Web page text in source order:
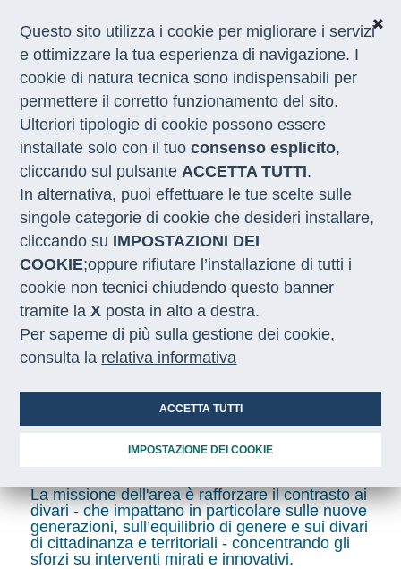
CHI SIAMO
COSA FACCIAMO
I NOSTRI SERVIZI
MEDIA
CON LE REGIONI
Home / Attività / Politiche Innovative di Contrasto ai Divari
Politiche Innovative di Contrasto
ai Divari
La missione dell'area è rafforzare il contrasto ai
divari - che impattano in particolare sulle nuove
generazioni, sull’equilibrio di genere e sui divari
di cittadinanza e territoriali - concentrando gli
sforzi su interventi mirati e innovativi.
Questo sito utilizza i cookie per migliorare i servizi
e ottimizzare la tua esperienza di navigazione. I
cookie di natura tecnica sono indispensabili per
permettere il corretto funzionamento del sito.
Ulteriori tipologie di cookie possono essere
installate solo con il tuoconsenso esplicito,
cliccando sul pulsanteACCETTA TUTTI.
In alternativa, puoi effettuare le tue scelte sulle
singole categorie di cookie che desideri installare,
cliccando su IMPOSTAZIONI DEI
COOKIE;oppure rifiutare l’installazione di tutti i
cookie non tecnici chiudendo questo banner
tramite laX posta in alto a destra.
Per saperne di più sulla gestione dei cookie,
consulta la relativa informativa
ACCETTA TUTTI
IMPOSTAZIONE DEI COOKIE